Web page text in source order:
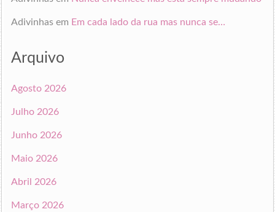
Adivinhasem Em cada lado da rua mas nunca se…
Arquivo
Agosto 2026
Julho 2026
Junho 2026
Maio 2026
Abril 2026
Março 2026